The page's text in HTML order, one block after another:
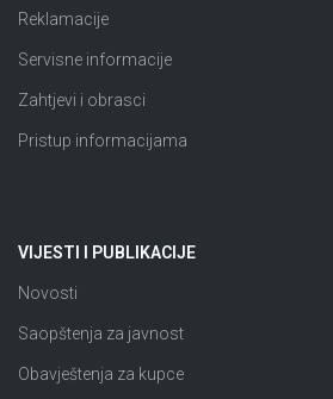
Reklamacije
Servisne informacije
Zahtjevi i obrasci
Pristup informacijama
VIJESTI I PUBLIKACIJE
Novosti
Saopštenja za javnost
Obavještenja za kupce